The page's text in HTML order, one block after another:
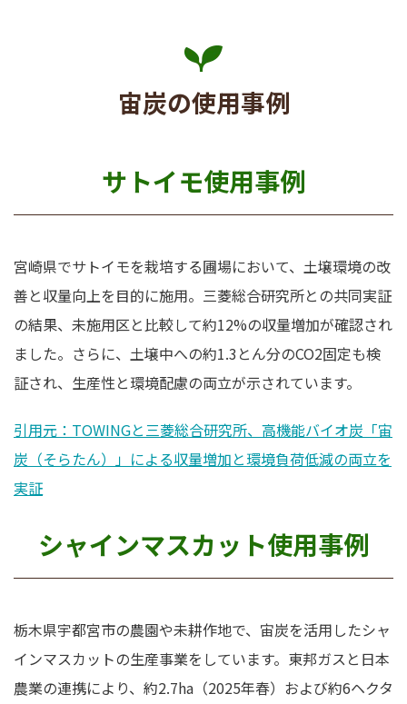
宙炭の使用事例
サトイモ使用事例
宮崎県でサトイモを栽培する圃場において、土壌環境の改
善と収量向上を目的に施用。三菱総合研究所との共同実証
の結果、未施用区と比較して約12%の収量増加が確認され
ました。さらに、土壌中への約1.3とん分のCO2固定も検
証され、生産性と環境配慮の両立が示されています。
引用元：TOWINGと三菱総合研究所、高機能バイオ炭「宙
炭（そらたん）」による収量増加と環境負荷低減の両立を
実証
シャインマスカット使用事例
栃木県宇都宮市の農園や未耕作地で、宙炭を活用したシャ
インマスカットの生産事業をしています。東邦ガスと日本
農業の連携により、約2.7ha（2025年春）および約6ヘクタ